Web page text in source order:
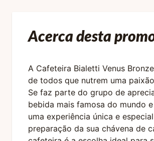
Acerca desta
A Cafeteira Bialetti Venus
de todos que nutrem uma
Se faz parte do grupo de
bebida mais famosa do mundo
uma experiência única e
preparação da sua chávena de